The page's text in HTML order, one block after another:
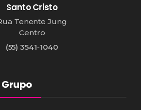
Santo Cristo
Tenente Jung
Centro
(55) 3541-1040